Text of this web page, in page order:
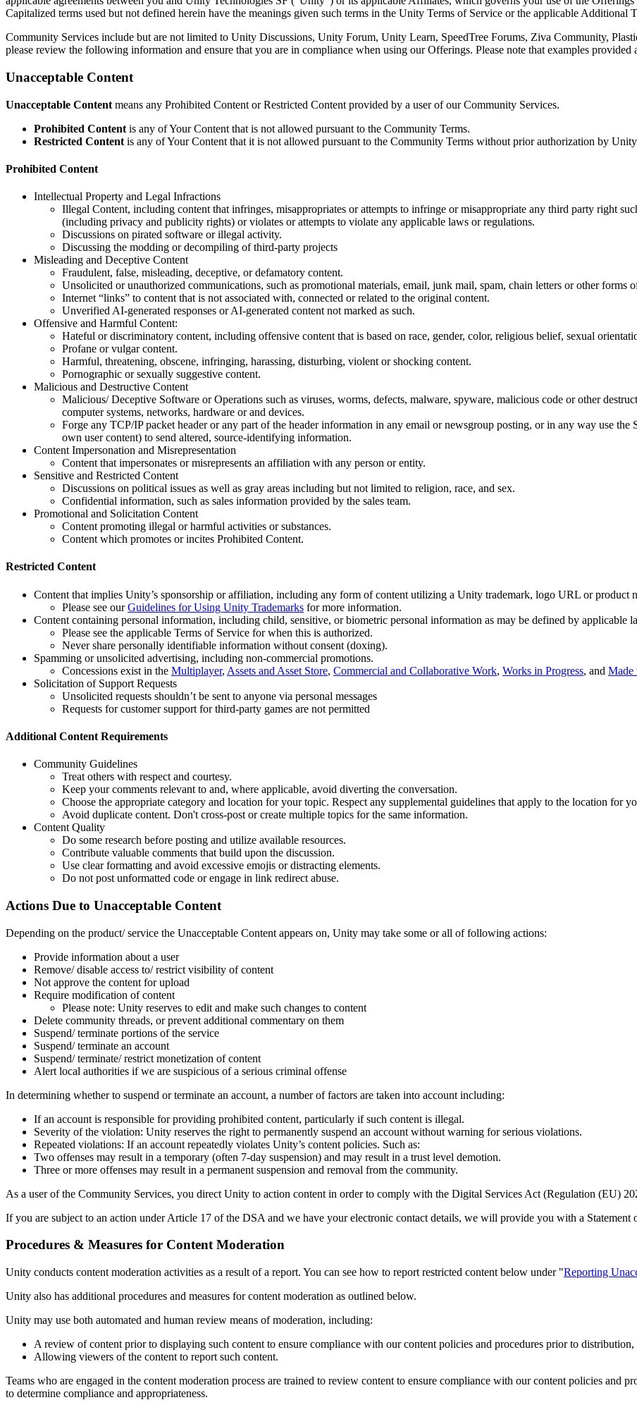
Insights pós-lançamento e operações de jogos ao vivo
Amplie
Aquisição de usuários
In-App Purchase
Gerencie as IAP em todas as lojas e no modelo D2C (direto ao consumidor).
Monetização
Anuncie com o Unity
Monetize com o Unity
Casos de uso
Jogos de dispositivos móveis
Crie e faça crescer sucessos móveis com o Unity
Jogos Independentes
Lance grandes jogos com pequenas equipes
Jogos XR
Lance jogos XR em várias plataformas
Jogos com multijogador
Simplifique o desenvolvimento de jogos multiplayer
Transformar experiências em loja em experiências online
Automotivo
Impulsione a inovação e as experiências dentro do carro
Insights
Estudos de caso
Histórias de sucesso do mundo real
Guias de melhores práticas
Demonstrações
Demonstrações, amostras e blocos de construção
Novidades
Blog
Atualizações, informações e dicas técnicas
Notícias, histórias e centro de imprensa
Junte-se a desenvolvedores, criadores e insiders
Prêmios Unity
Celebrando criadores do Unity em todo o mundo
Dicas práticas e melhores práticas
Educação
Para estudantes
Para educadores
Impulsione seu ensino
Concessão de Licença Educacional
Certificações
Prove sua maestria em Unity
Capitalized terms used but not defined herein have the meanings given such terms in the Unity Terms of Service or the applicable Additional
Community Services include but are not limited to Unity Discussions, Unity Forum, Unity Learn, SpeedTree Forums, Ziva Community,
please review the following information and ensure that you are in compliance when using our Offerings. Please note that examples
Unacceptable Content
Unacceptable Content means any Prohibited Content or Restricted Content provided by a user of our Community Services.
Prohibited Content is any of Your Content that is not allowed pursuant to the Community Terms.
Restricted Content is any of Your Content that it is not allowed pursuant to the Community Terms without prior authorization by
Prohibited Content
Intellectual Property and Legal Infractions
Illegal Content, including content that infringes, misappropriates or attempts to infringe or misappropriate any third party right
(including privacy and publicity rights) or violates or attempts to violate any applicable laws or regulations.
Discussions on pirated software or illegal activity.
Discussing the modding or decompiling of third-party projects
Misleading and Deceptive Content
Fraudulent, false, misleading, deceptive, or defamatory content.
Unsolicited or unauthorized communications, such as promotional materials, email, junk mail, spam, chain letters or other forms
Internet “links” to content that is not associated with, connected or related to the original content.
Unverified AI-generated responses or AI-generated content not marked as such.
Offensive and Harmful Content:
Hateful or discriminatory content, including offensive content that is based on race, gender, color, religious belief, sexual
Profane or vulgar content.
Harmful, threatening, obscene, infringing, harassing, disturbing, violent or shocking content.
Pornographic or sexually suggestive content.
Malicious and Destructive Content
Malicious/ Deceptive Software or Operations such as viruses, worms, defects, malware, spyware, malicious code or other
computer systems, networks, hardware or and devices.
Forge any TCP/IP packet header or any part of the header information in any email or newsgroup posting, or in any way use
own user content) to send altered, source-identifying information.
Content Impersonation and Misrepresentation
Content that impersonates or misrepresents an affiliation with any person or entity.
Sensitive and Restricted Content
Discussions on political issues as well as gray areas including but not limited to religion, race, and sex.
Confidential information, such as sales information provided by the sales team.
Promotional and Solicitation Content
Content promoting illegal or harmful activities or substances.
Content which promotes or incites Prohibited Content.
Restricted Content
Content that implies Unity’s sponsorship or affiliation, including any form of content utilizing a Unity trademark, logo URL or product
Please see ourGuidelines for Using Unity Trademarks for more information.
Content containing personal information, including child, sensitive, or biometric personal information as may be defined by applicable
Please see the applicable Terms of Service for when this is authorized.
Never share personally identifiable information without consent (doxing).
Spamming or unsolicited advertising, including non-commercial promotions.
Concessions exist in the Multiplayer, Assets and Asset Store, Commercial and Collaborative Work, Works in Progress, and
Solicitation of Support Requests
Unsolicited requests shouldn’t be sent to anyone via personal messages
Requests for customer support for third-party games are not permitted
Additional Content Requirements
Community Guidelines
Treat others with respect and courtesy.
Keep your comments relevant to and, where applicable, avoid diverting the conversation.
Choose the appropriate category and location for your topic. Respect any supplemental guidelines that apply to the location for
Avoid duplicate content. Don't cross-post or create multiple topics for the same information.
Content Quality
Do some research before posting and utilize available resources.
Contribute valuable comments that build upon the discussion.
Use clear formatting and avoid excessive emojis or distracting elements.
Do not post unformatted code or engage in link redirect abuse.
Actions Due to Unacceptable Content
Depending on the product/ service the Unacceptable Content appears on, Unity may take some or all of following actions:
Provide information about a user
Remove/ disable access to/ restrict visibility of content
Not approve the content for upload
Require modification of content
Please note: Unity reserves to edit and make such changes to content
Delete community threads, or prevent additional commentary on them
Suspend/ terminate portions of the service
Suspend/ terminate an account
Suspend/ terminate/ restrict monetization of content
Alert local authorities if we are suspicious of a serious criminal offense
In determining whether to suspend or terminate an account, a number of factors are taken into account including:
If an account is responsible for providing prohibited content, particularly if such content is illegal.
Severity of the violation: Unity reserves the right to permanently suspend an account without warning for serious violations.
Repeated violations: If an account repeatedly violates Unity’s content policies. Such as:
Two offenses may result in a temporary (often 7-day suspension) and may result in a trust level demotion.
Three or more offenses may result in a permanent suspension and removal from the community.
As a user of the Community Services, you direct Unity to action content in order to comply with the Digital Services Act (Regulation (EU)
If you are subject to an action under Article 17 of the DSA and we have your electronic contact details, we will provide you with a Statement
Procedures & Measures for Content Moderation
Unity conducts content moderation activities as a result of a report. You can see how to report restricted content below under "Reporting
Unity also has additional procedures and measures for content moderation as outlined below.
Unity may use both automated and human review means of moderation, including:
A review of content prior to displaying such content to ensure compliance with our content policies and procedures prior to distribution,
Allowing viewers of the content to report such content.
Teams who are engaged in the content moderation process are trained to review content to ensure compliance with our content policies and
to determine compliance and appropriateness.